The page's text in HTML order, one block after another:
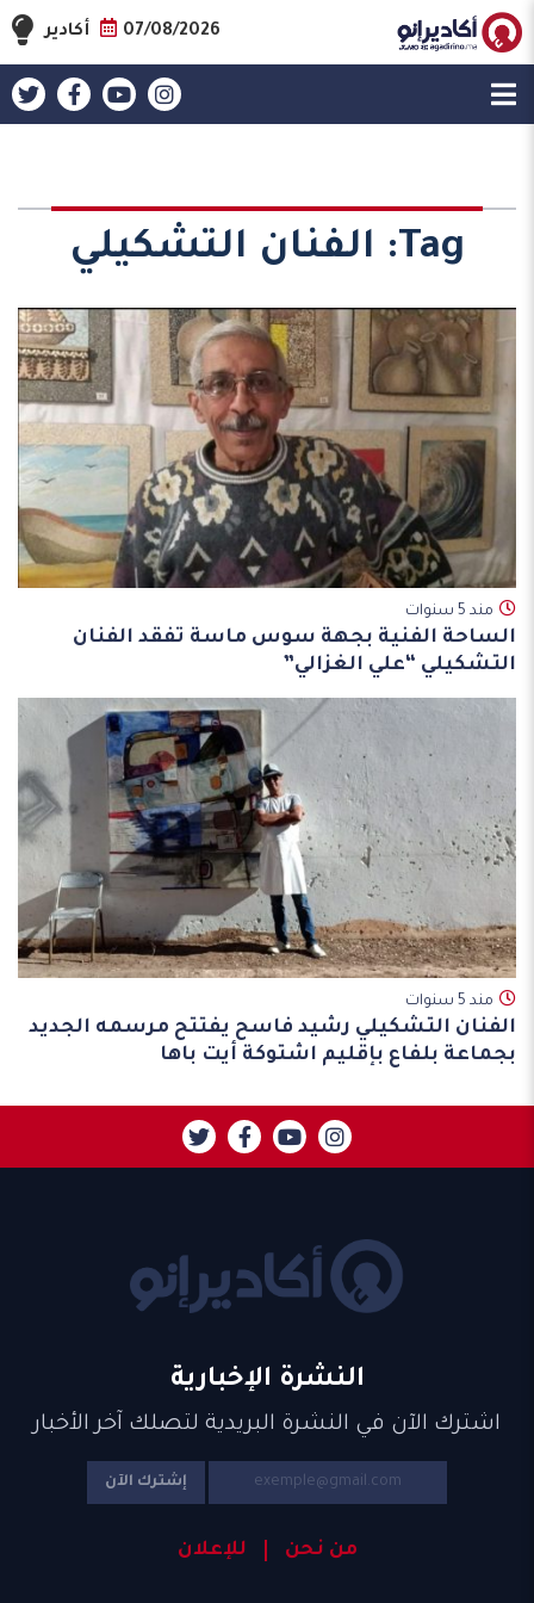
07/08/2026 أكادير
Tag: الفنان التشكيلي
مند 5 سنوات
الساحة الفنية بجهة سوس ماسة تفقد الفنان
التشكيلي “علي الغزالي”
مند 5 سنوات
الفنان التشكيلي رشيد فاسح يفتتح مرسمه الجديد
بجماعة بلفاع بإقليم اشتوكة أيت باها
النشرة الإخبارية
اشترك الآن في النشرة البريدية لتصلك آخر الأخبار
إشترك الآن
من نحن للإعلان